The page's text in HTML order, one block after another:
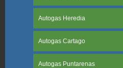
Autogas Heredia
Autogas Cartago
Autogas Puntarenas